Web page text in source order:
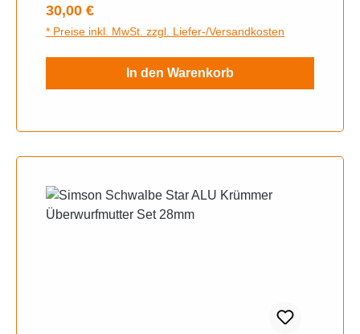
Regulärer Preis:
30,00 €
* Preise inkl. MwSt. zzgl. Liefer-/Versandkosten
In den Warenkorb